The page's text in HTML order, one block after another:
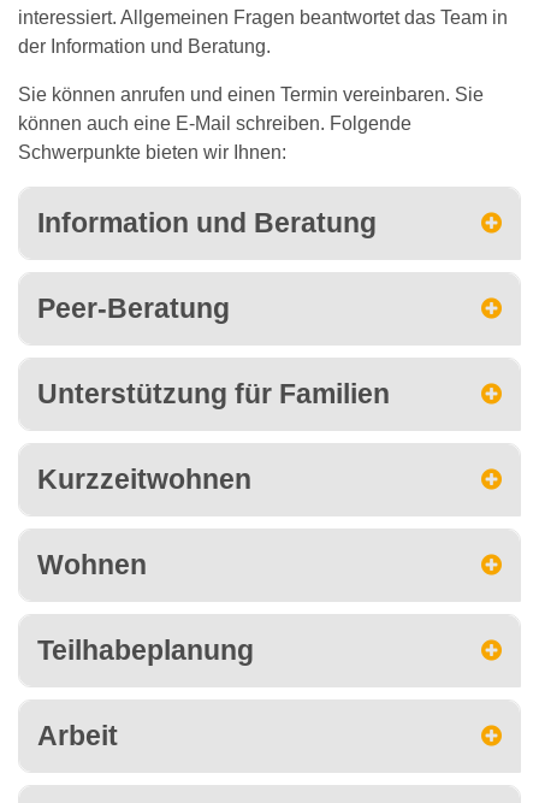
interessiert. Allgemeinen Fragen beantwortet das Team in
der Information und Beratung.
Sie können anrufen und einen Termin vereinbaren. Sie
können auch eine E-Mail schreiben. Folgende
Schwerpunkte bieten wir Ihnen:
Information und Beratung
Peer-Beratung
Unterstützung für Familien
Kurzzeitwohnen
Wohnen
Teilhabeplanung
Arbeit